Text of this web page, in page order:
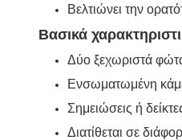
Βελτιώνει την
Βασικά
Δύο ξεχωριστά φώτα
Ενσωματωμένη
Σημειώσεις ή
Διατίθεται σε